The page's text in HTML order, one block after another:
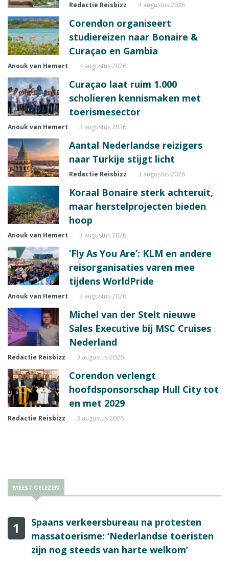
Redactie Reisbizz 4 augustus 2026
Corendon organiseert
studiereizen naar Bonaire &
Curaçao en Gambia
Anouk van Hemert 4 augustus 2026
Curaçao laat ruim 1.000
scholieren kennismaken met
toerismesector
Anouk van Hemert 3 augustus 2026
Aantal Nederlandse reizigers
naar Turkije stijgt licht
Redactie Reisbizz 3 augustus 2026
Koraal Bonaire sterk achteruit,
maar herstelprojecten bieden
hoop
Anouk van Hemert 3 augustus 2026
‘Fly As You Are’: KLM en andere
reisorganisaties varen mee
tijdens WorldPride
Anouk van Hemert 3 augustus 2026
Michel van der Stelt nieuwe
Sales Executive bij MSC Cruises
Nederland
Redactie Reisbizz 3 augustus 2026
Corendon verlengt
hoofdsponsorschap Hull City tot
en met 2029
Redactie Reisbizz 3 augustus 2026
MEEST GELEZEN
1
Spaans verkeersbureau na protesten
massatoerisme: ‘Nederlandse toeristen
zijn nog steeds van harte welkom’